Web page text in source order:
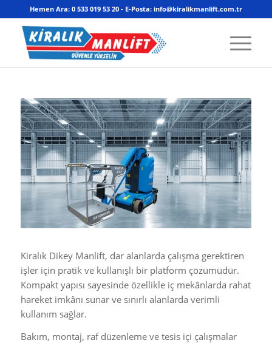
Hemen Ara: 0 533 019 53 20 - E-Posta: info@kiralikmanlift.com.tr
Kiralık Dikey Manlift, dar alanlarda çalışma gerektiren
işler için pratik ve kullanışlı bir platform çözümüdür.
Kompakt yapısı sayesinde özellikle iç mekânlarda rahat
hareket imkânı sunar ve sınırlı alanlarda verimli
kullanım sağlar.
Bakım, montaj, raf düzenleme ve tesis içi çalışmalar